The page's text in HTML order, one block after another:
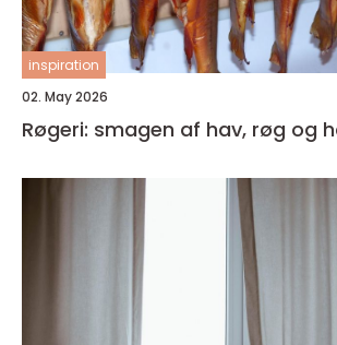
inspiration
02. May 2026
Røgeri: smagen af hav, røg og